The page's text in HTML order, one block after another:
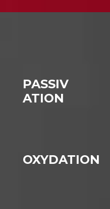
PASSIV
ATION
OXYDATION